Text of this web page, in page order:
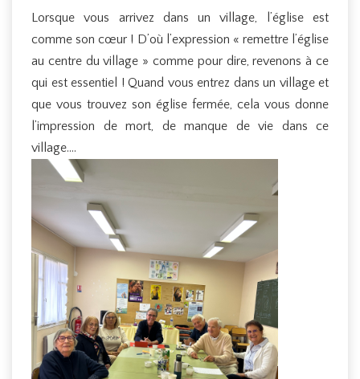
Lorsque vous arrivez dans un village, l’église est
comme son cœur ! D’où l’expression « remettre l’église
au centre du village » comme pour dire, revenons à ce
qui est essentiel ! Quand vous entrez dans un village et
que vous trouvez son église fermée, cela vous donne
l’impression de mort, de manque de vie dans ce
village….